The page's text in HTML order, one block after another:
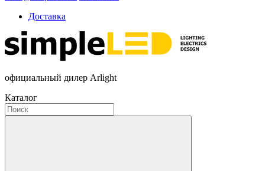
Доставка
официальный дилер Arlight
Каталог